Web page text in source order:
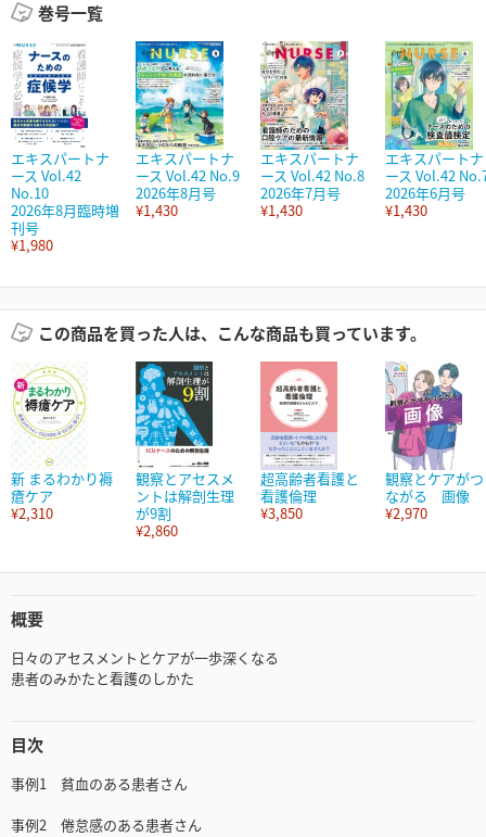
巻号一覧
エキスパートナ
ース Vol.42
No.10
2026年8月臨時増
刊号
¥1,980
エキスパートナ
ース Vol.42 No.9
2026年8月号
¥1,430
エキスパートナ
ース Vol.42 No.8
2026年7月号
¥1,430
エキスパートナ
ース Vol.42
2026年6月号
¥1,430
この商品を買った人は、こんな商品も買っています。
新 まるわかり褥
瘡ケア
¥2,310
観察とアセスメ
ントは解剖生理
が9割
¥2,860
超高齢者看護と
看護倫理
¥3,850
観察とケアがつ
ながる 画像
¥2,970
概要
日々のアセスメントとケアが一歩深くなる
患者のみかたと看護のしかた
目次
事例1 貧血のある患者さん
事例2 倦怠感のある患者さん